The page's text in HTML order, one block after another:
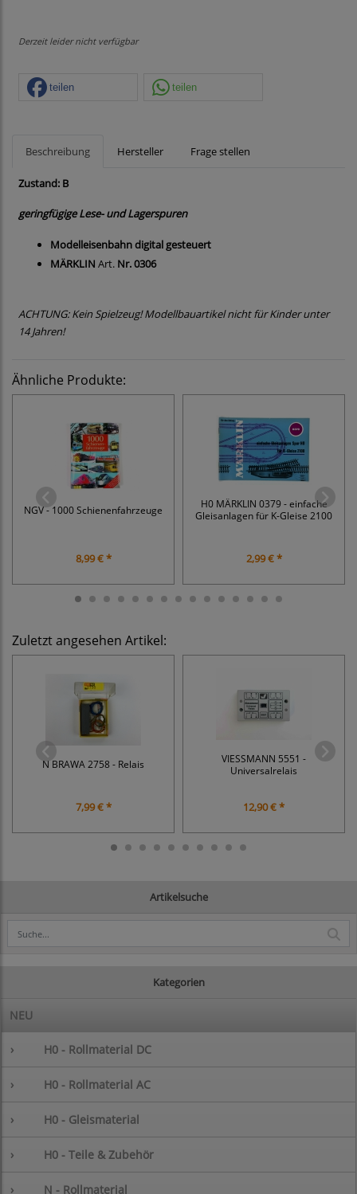
Artikelsuche
Kategorien
NEU
› H0 - Rollmaterial DC
› H0 - Rollmaterial AC
› H0 - Gleismaterial
› H0 - Teile & Zubehör
› N - Rollmaterial
Derzeit leider nicht verfügbar
teilen teilen
Beschreibung Hersteller Frage stellen
Zustand: B
geringfügige Lese- und Lagerspuren
Modelleisenbahn digital gesteuert
MÄRKLIN Art. Nr. 0306
ACHTUNG: Kein Spielzeug! Modellbauartikel nicht für Kinder unter
14 Jahren!
Ähnliche Produkte:
NGV - 1000 Schienenfahrzeuge
8,99 € *
H0 MÄRKLIN 0379 - einfache
Gleisanlagen für K-Gleise 2100
2,99 € *
Zuletzt angesehen Artikel:
N BRAWA 2758 - Relais
7,99 € *
VIESSMANN 5551 -
Universalrelais
12,90 € *